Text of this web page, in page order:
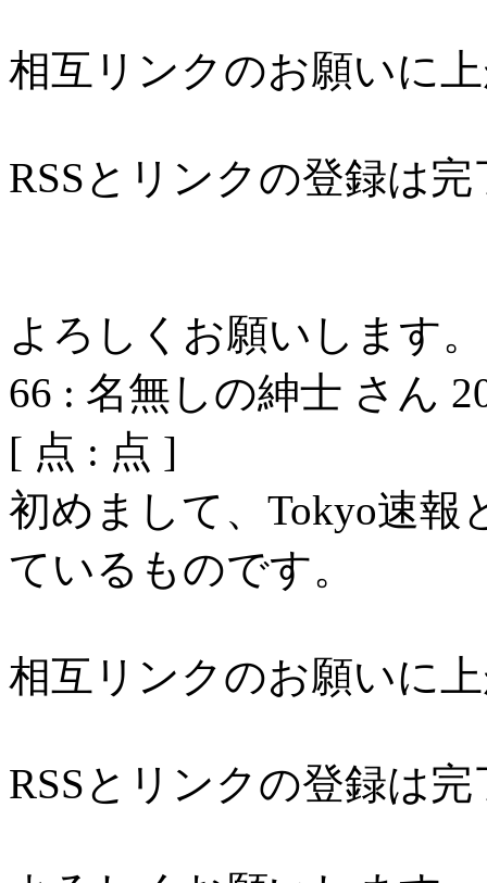
相互リンクのお願いに
RSSとリンクの登録は
よろしくお願いします。
66 : 名無しの紳士 さん
[ 点 : 点 ]
初めまして、Tokyo速
ているものです。
相互リンクのお願いに
RSSとリンクの登録は